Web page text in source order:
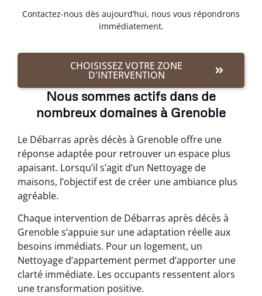
Contactez-nous dès aujourd’hui, nous vous répondrons
immédiatement.
CHOISISSEZ VOTRE ZONE
D'INTERVENTION
Nous sommes actifs dans de
nombreux domaines à Grenoble
Le Débarras après décès à Grenoble offre une
réponse adaptée pour retrouver un espace plus
apaisant. Lorsqu’il s’agit d’un Nettoyage de
maisons, l’objectif est de créer une ambiance plus
agréable.
Chaque intervention de Débarras après décès à
Grenoble s’appuie sur une adaptation réelle aux
besoins immédiats. Pour un logement, un
Nettoyage d’appartement permet d’apporter une
clarté immédiate. Les occupants ressentent alors
une transformation positive.